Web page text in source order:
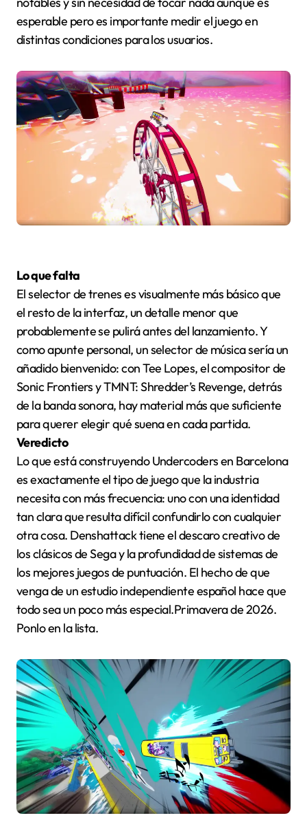
esperable pero es importante medir el juego en
distintas condiciones para los usuarios.
Lo que falta
El selector de trenes es visualmente más básico que
el resto de la interfaz, un detalle menor que
probablemente se pulirá antes del lanzamiento. Y
como apunte personal, un selector de música sería un
añadido bienvenido: con Tee Lopes, el compositor de
Sonic Frontiers y TMNT: Shredder’s Revenge, detrás
de la banda sonora, hay material más que suficiente
para querer elegir qué suena en cada partida.
Veredicto
Lo que está construyendo Undercoders en Barcelona
es exactamente el tipo de juego que la industria
necesita con más frecuencia: uno con una identidad
tan clara que resulta difícil confundirlo con cualquier
otra cosa. Denshattack tiene el descaro creativo de
los clásicos de Sega y la profundidad de sistemas de
los mejores juegos de puntuación. El hecho de que
venga de un estudio independiente español hace que
todo sea un poco más especial.Primavera de 2026.
Ponlo en la lista.